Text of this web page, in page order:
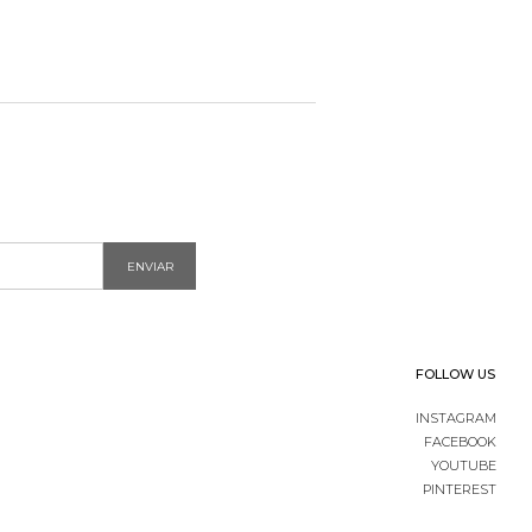
ENVIAR
FOLLOW US
INSTAGRAM
FACEBOOK
YOUTUBE
PINTEREST